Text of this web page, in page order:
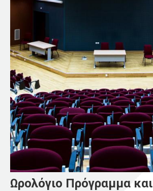
Ωρολόγιο Πρόγραμμα και